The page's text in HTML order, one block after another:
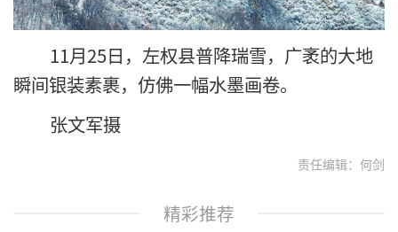
11月25日，左权县普降瑞雪，广袤的大地
瞬间银装素裹，仿佛一幅水墨画卷。
张文军摄
责任编辑：何剑
精彩推荐